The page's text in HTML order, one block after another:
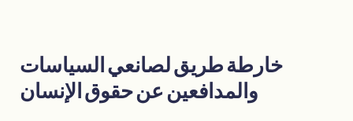
خارطة طريق لصانعي السياسات
والمدافعين عن حقوق الإنسان